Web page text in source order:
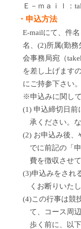
Ｅ－ｍａｉｌ：
・申込方法
E-mailにて、件
名、(2)所属(勤務
会事務局宛（
を差し上げます
にご持参下さい
※申込みに関し
(1) 申込締切日前
承ください。
(2) お申込み後、
でに前記の「
費を徴収させ
(3)申込みをされ
くお断りいた
(4)この行事は競
て、コース周
歩く前に、以